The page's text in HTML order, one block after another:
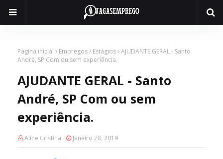
Página inicial Empregos / Estágios AJUDANTE GERAL - Santo
André, SP Com ou sem experiência.
AJUDANTE GERAL - Santo
André, SP Com ou sem
experiência.
Aline Cristina Janeiro 28, 2019